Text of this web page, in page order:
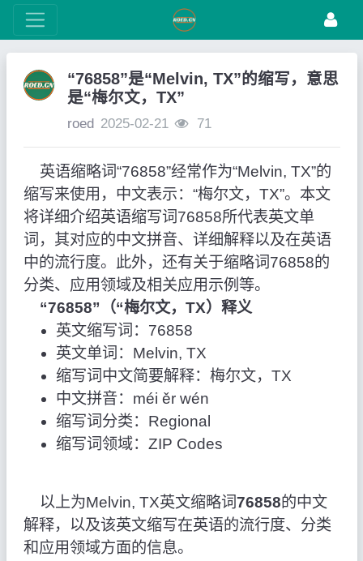
“76858”是“Melvin, TX”的缩写，意思
是“梅尔文，TX”
roed 2025-02-21 71
英语缩略词“76858”经常作为“Melvin, TX”的
缩写来使用，中文表示：“梅尔文，TX”。本文
将详细介绍英语缩写词76858所代表英文单
词，其对应的中文拼音、详细解释以及在英语
中的流行度。此外，还有关于缩略词76858的
分类、应用领域及相关应用示例等。
“76858”（“梅尔文，TX）释义
英文缩写词：76858
英文单词：Melvin, TX
缩写词中文简要解释：梅尔文，TX
中文拼音：méi ěr wén
缩写词分类：Regional
缩写词领域：ZIP Codes
以上为Melvin, TX英文缩略词76858的中文
解释，以及该英文缩写在英语的流行度、分类
和应用领域方面的信息。